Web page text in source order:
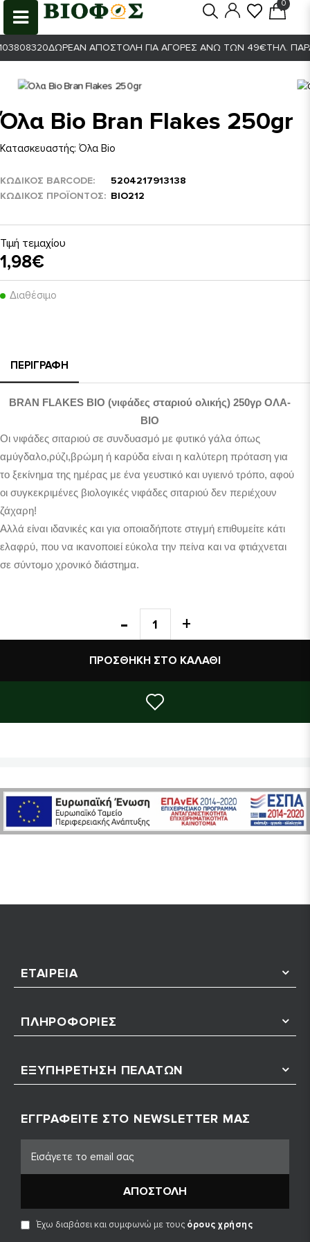
0
ΔΩΡΕΆΝ ΑΠΟΣΤΟΛΉ ΓΙΑ ΑΓΟΡΈΣ ΆΝΩ ΤΩΝ 49€ΤΗΛ.
Όλα Bio Bran Flakes 250gr
Κατασκευαστής: Όλα Bio
ΚΩΔΙΚΟΣ BARCODE
5204217913138
ΚΩΔΙΚΌΣ ΠΡΟΪΌΝΤΟΣ
ΒΙΟ212
Τιμή τεμαχίου
1,98€
Διαθέσιμο
ΠΕΡΙΓΡΑΦΉ
BRAN FLAKES ΒΙΟ (νιφάδες σταριού ολικής) 250γρ ΟΛΑ-
ΒΙΟ
Οι νιφάδες σιταριού σε συνδυασμό με φυτικό γάλα όπως
αμύγδαλο,ρύζι,βρώμη ή καρύδα είναι η καλύτερη πρόταση για
το ξεκίνημα της ημέρας με ένα γευστικό και υγιεινό τρόπο, αφού
οι συγκεκριμένες βιολογικές νιφάδες σιταριού δεν περιέχουν
ζάχαρη!
Αλλά είναι ιδανικές και για οποιαδήποτε στιγμή επιθυμείτε κάτι
ελαφρύ, που να ικανοποιεί εύκολα την πείνα και να φτιάχνεται
σε σύντομο χρονικό διάστημα.
Αλεύρι σιταριού ολικής άλεσης,
ΠΡΟΣΘΉΚΗ ΣΤΟ ΚΑΛΆΘΙ
ΕΤΑΙΡΕΊΑ
ΠΛΗΡΟΦΟΡΊΕΣ
ΕΞΥΠΗΡΈΤΗΣΗ ΠΕΛΑΤΏΝ
ΕΓΓΡΑΦΕΊΤΕ ΣΤΟ NEWSLETTER ΜΑΣ
ΑΠΟΣΤΟΛΉ
Έχω διαβάσει και συμφωνώ με τους όρους χρήσης